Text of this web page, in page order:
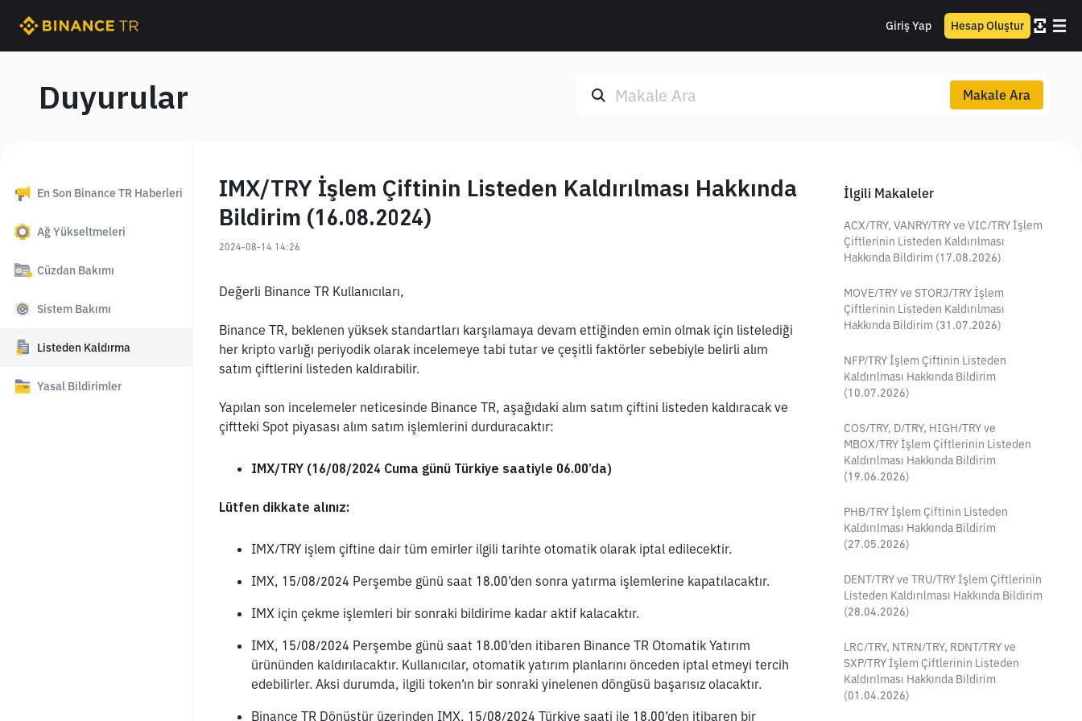
Giriş Yap Hesap Oluştur
Duyurular Makale Ara
En Son Binance TR Haberleri
Ağ Yükseltmeleri
Cüzdan Bakımı
Sistem Bakımı
Listeden Kaldırma
Yasal Bildirimler
IMX/TRY İşlem Çiftinin Listeden Kaldırılması Hakkında
Bildirim (16.08.2024)
2024-08-14 14:26
Değerli Binance TR Kullanıcıları,
Binance TR, beklenen yüksek standartları karşılamaya devam ettiğinden emin olmak için listelediği
her kripto varlığı periyodik olarak incelemeye tabi tutar ve çeşitli faktörler sebebiyle belirli alım
satım çiftlerini listeden kaldırabilir.
Yapılan son incelemeler neticesinde Binance TR, aşağıdaki alım satım çiftini listeden kaldıracak ve
çiftteki Spot piyasası alım satım işlemlerini durduracaktır:
IMX/TRY (16/08/2024 Cuma günü Türkiye saatiyle 06.00’da)
Lütfen dikkate alınız:
IMX/TRY işlem çiftine dair tüm emirler ilgili tarihte otomatik olarak iptal edilecektir.
IMX, 15/08/2024 Perşembe günü saat 18.00’den sonra yatırma işlemlerine kapatılacaktır.
IMX için çekme işlemleri bir sonraki bildirime kadar aktif kalacaktır.
IMX, 15/08/2024 Perşembe günü saat 18.00’den itibaren Binance TR Otomatik Yatırım
ürününden kaldırılacaktır. Kullanıcılar, otomatik yatırım planlarını önceden iptal etmeyi tercih
edebilirler. Aksi durumda, ilgili token’ın bir sonraki yinelenen döngüsü başarısız olacaktır.
Binance TR Dönüştür üzerinden IMX, 15/08/2024 Türkiye saati ile 18.00’den itibaren bir
İlgili Makaleler
ACX/TRY, VANRY/TRY ve VIC/TRY İşlem
Çiftlerinin Listeden Kaldırılması
Hakkında Bildirim (17.08.2026)
MOVE/TRY ve STORJ/TRY İşlem
Çiftlerinin Listeden Kaldırılması
Hakkında Bildirim (31.07.2026)
NFP/TRY İşlem Çiftinin Listeden
Kaldırılması Hakkında Bildirim
(10.07.2026)
COS/TRY, D/TRY, HIGH/TRY ve
MBOX/TRY İşlem Çiftlerinin Listeden
Kaldırılması Hakkında Bildirim
(19.06.2026)
PHB/TRY İşlem Çiftinin Listeden
Kaldırılması Hakkında Bildirim
(27.05.2026)
DENT/TRY ve TRU/TRY İşlem Çiftlerinin
Listeden Kaldırılması Hakkında Bildirim
(28.04.2026)
LRC/TRY, NTRN/TRY, RDNT/TRY ve
SXP/TRY İşlem Çiftlerinin Listeden
Kaldırılması Hakkında Bildirim
(01.04.2026)